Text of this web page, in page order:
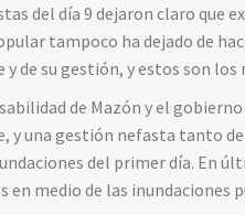
del día 9 dejaron claro que
tampoco ha dejado de
de su gestión, y estos son los
de Mazón y el
y una gestión nefasta tanto
del primer día. En
en medio de las inundaciones